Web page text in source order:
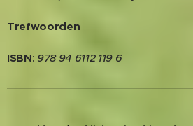
Trefwoorden
ISBN: 978 94 6112 119 6